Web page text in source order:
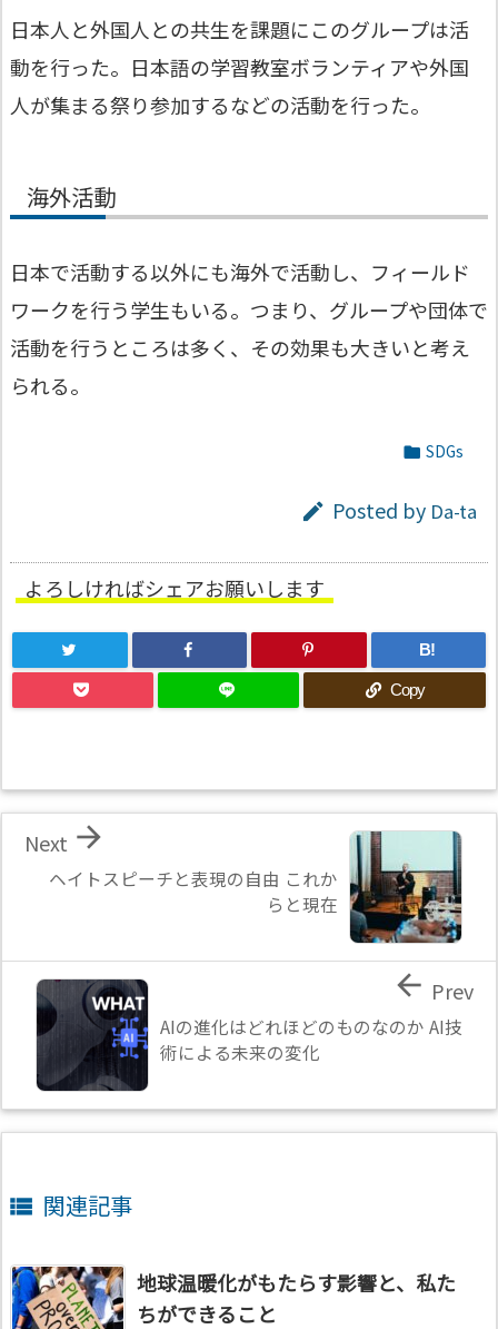
日本人と外国人との共生を課題にこのグループは活
動を行った。日本語の学習教室ボランティアや外国
人が集まる祭り参加するなどの活動を行った。
海外活動
日本で活動する以外にも海外で活動し、フィールド
ワークを行う学生もいる。つまり、グループや団体で
活動を行うところは多く、その効果も大きいと考え
られる。
 SDGs
 Posted by Da-ta
よろしければシェアお願いします
B!
Copy
ヘイトスピーチと表現の自由 これか
らと現在

Next
AIの進化はどれほどのものなのか AI技
術による未来の変化
 Prev
 関連記事
地球温暖化がもたらす影響と、私た
ちができること